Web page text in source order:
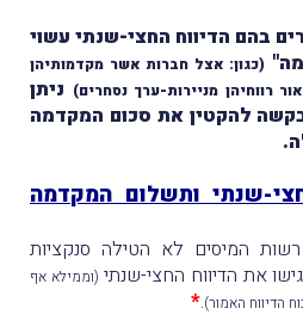
בהם הדיווח החצי-שנתי עשוי
(כגון: אצל חברות אשר מקדמותיהן
רווחיהן מניירות-ערך נסחרים) ניתן
להקטין את סכום המקדמה
שנתי ותשלום המקדמה
רשות המיסים לא הטילה סנקציות
את הדיווח החצי-שנתי (וממילא אף
הדיווח האמור).
*